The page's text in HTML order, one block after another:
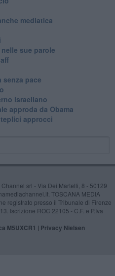
mediatica
sue parole
senza pace
israeliano
approda da Obama
approcci
srl - Via Dei Martelli, 8 - 50129
TOSCANA MEDIA
registrato presso il Tribunale di Firenze
Iscrizione ROC 22105 - C.F. e P.Iva
M5UXCR1 | Privacy Nielsen